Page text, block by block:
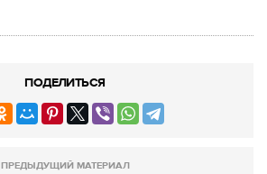
ПОДЕЛИТЬСЯ
ПРЕДЫДУЩИЙ МАТЕРИАЛ